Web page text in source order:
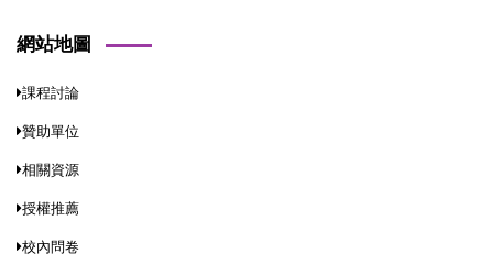
網站地圖
課程討論
贊助單位
相關資源
授權推薦
校內問卷